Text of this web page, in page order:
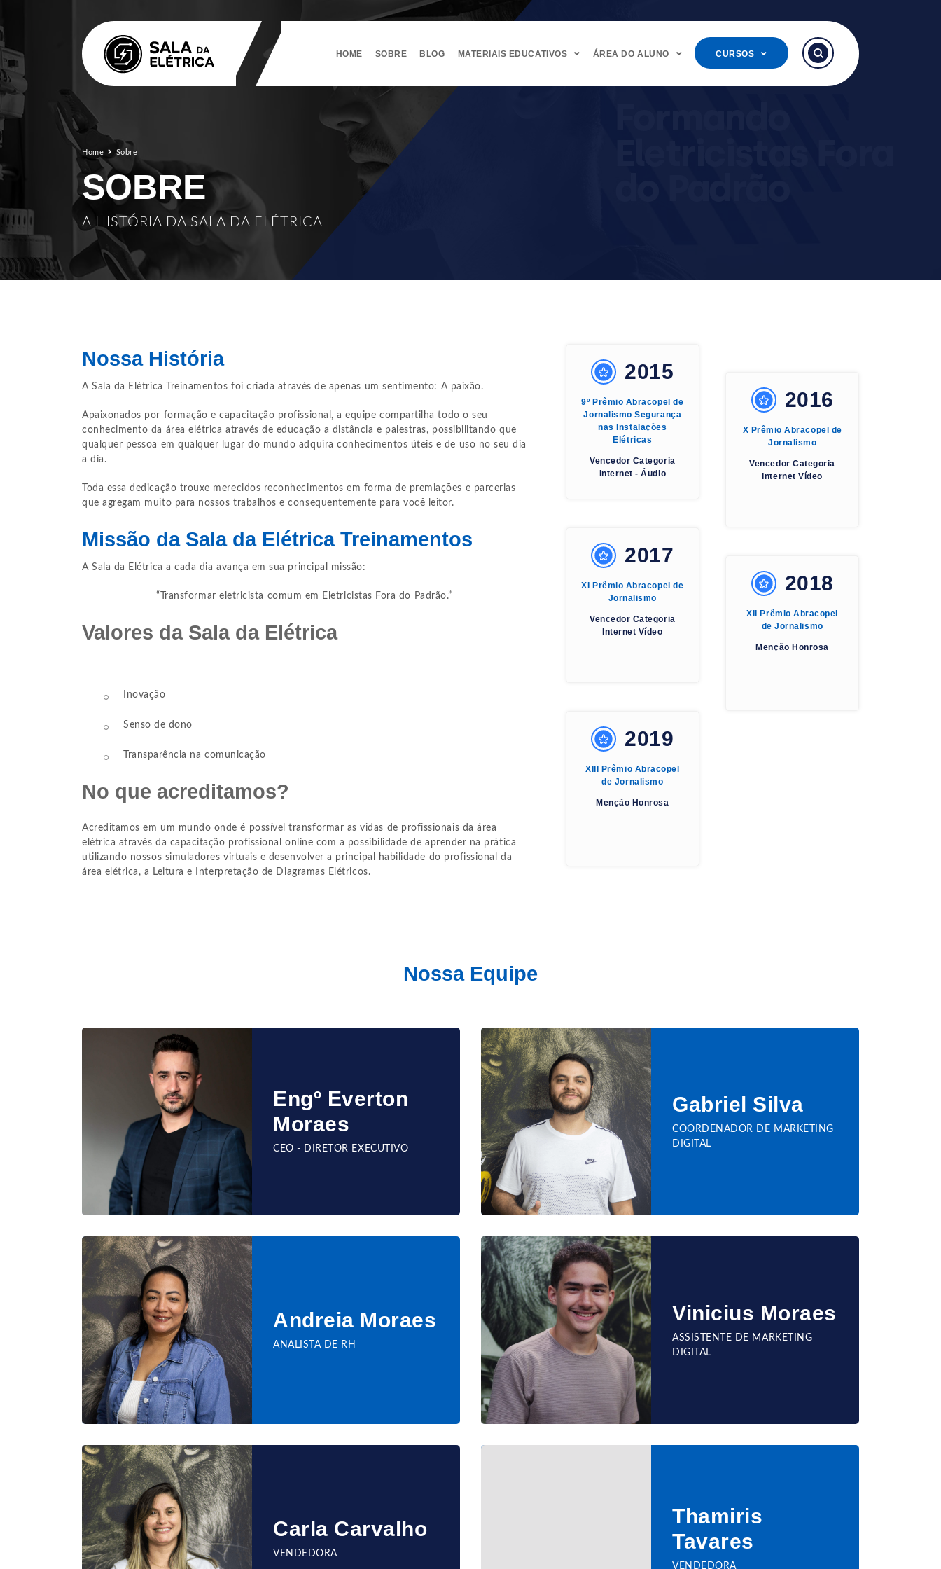
HOME SOBRE BLOG MATERIAIS EDUCATIVOS ÁREA DO ALUNO CURSOS
Home Sobre
SOBRE
A HISTÓRIA DA SALA DA ELÉTRICA
Nossa História
A Sala da Elétrica Treinamentos foi criada através de apenas um sentimento: A paixão.
Apaixonados por formação e capacitação profissional, a equipe compartilha todo o seu
conhecimento da área elétrica através de educação a distância e palestras, possibilitando que
qualquer pessoa em qualquer lugar do mundo adquira conhecimentos úteis e de uso no seu dia
a dia.
Toda essa dedicação trouxe merecidos reconhecimentos em forma de premiações e parcerias
que agregam muito para nossos trabalhos e consequentemente para você leitor.
Missão da Sala da Elétrica Treinamentos
A Sala da Elétrica a cada dia avança em sua principal missão:
“Transformar eletricista comum em Eletricistas Fora do Padrão.”
Valores da Sala da Elétrica
Inovação
Senso de dono
Transparência na comunicação
No que acreditamos?
Acreditamos em um mundo onde é possível transformar as vidas de profissionais da área
elétrica através da capacitação profissional online com a possibilidade de aprender na prática
utilizando nossos simuladores virtuais e desenvolver a principal habilidade do profissional da
área elétrica, a Leitura e Interpretação de Diagramas Elétricos.
2015
9º Prêmio Abracopel de
Jornalismo Segurança
nas Instalações
Elétricas
Vencedor Categoria
Internet - Áudio
2017
XI Prêmio Abracopel de
Jornalismo
Vencedor Categoria
Internet Vídeo
2019
XIII Prêmio Abracopel
de Jornalismo
Menção Honrosa
2016
X Prêmio Abracopel de
Jornalismo
Vencedor Categoria
Internet Vídeo
2018
XII Prêmio Abracopel
de Jornalismo
Menção Honrosa
Nossa Equipe
Engº Everton
Moraes
CEO - DIRETOR EXECUTIVO
Gabriel Silva
COORDENADOR DE MARKETING
DIGITAL
Andreia Moraes
ANALISTA DE RH
Vinicius Moraes
ASSISTENTE DE MARKETING
DIGITAL
Carla Carvalho
VENDEDORA
Thamiris
Tavares
VENDEDORA